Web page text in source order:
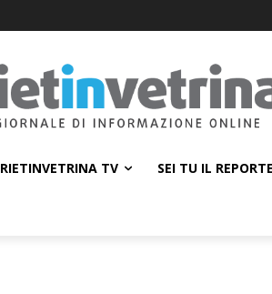
RIETINVETRINA TV SEI TU IL